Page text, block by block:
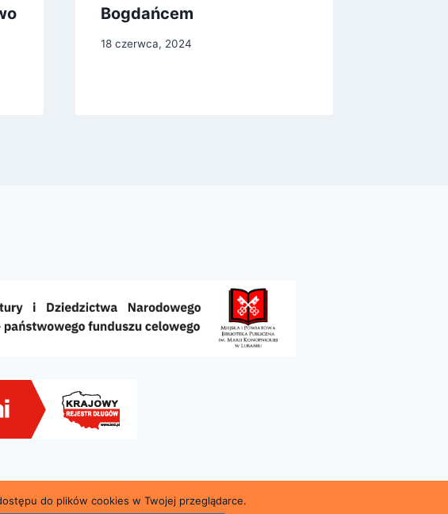
Bogdańcem
18 czerwca, 2024
Konopnickiej w Lubaniu
do plików cookies w Twojej przeglądarce.